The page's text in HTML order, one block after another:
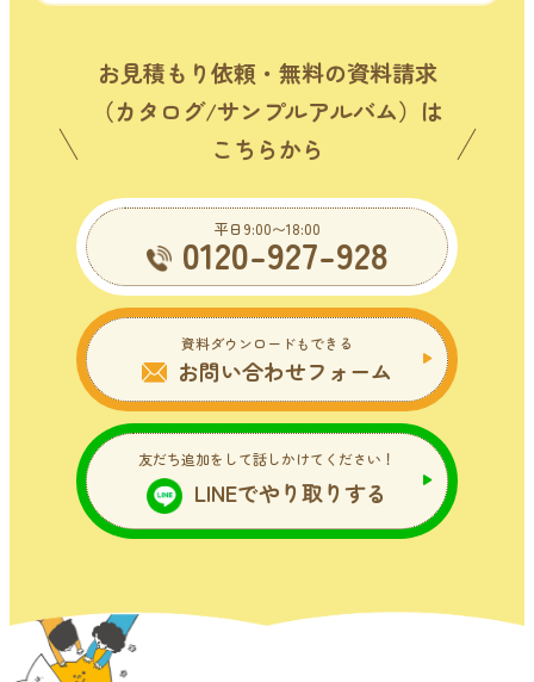
お見積もり依頼・無料の資料請求
（カタログ/サンプルアルバム）は
こちらから
平日9:00〜18:00
0120-927-928
資料ダウンロードもできる
お問い合わせフォーム
友だち追加をして話しかけてください！
LINEでやり取りする